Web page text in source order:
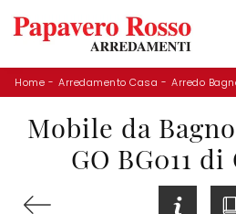
Home - Arredamento Casa - Arredo
Mobile da
GO BG011